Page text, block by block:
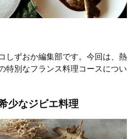
しずおか編集部です。今回は、熱
特別なフランス料理コースについ
少なジビエ料理